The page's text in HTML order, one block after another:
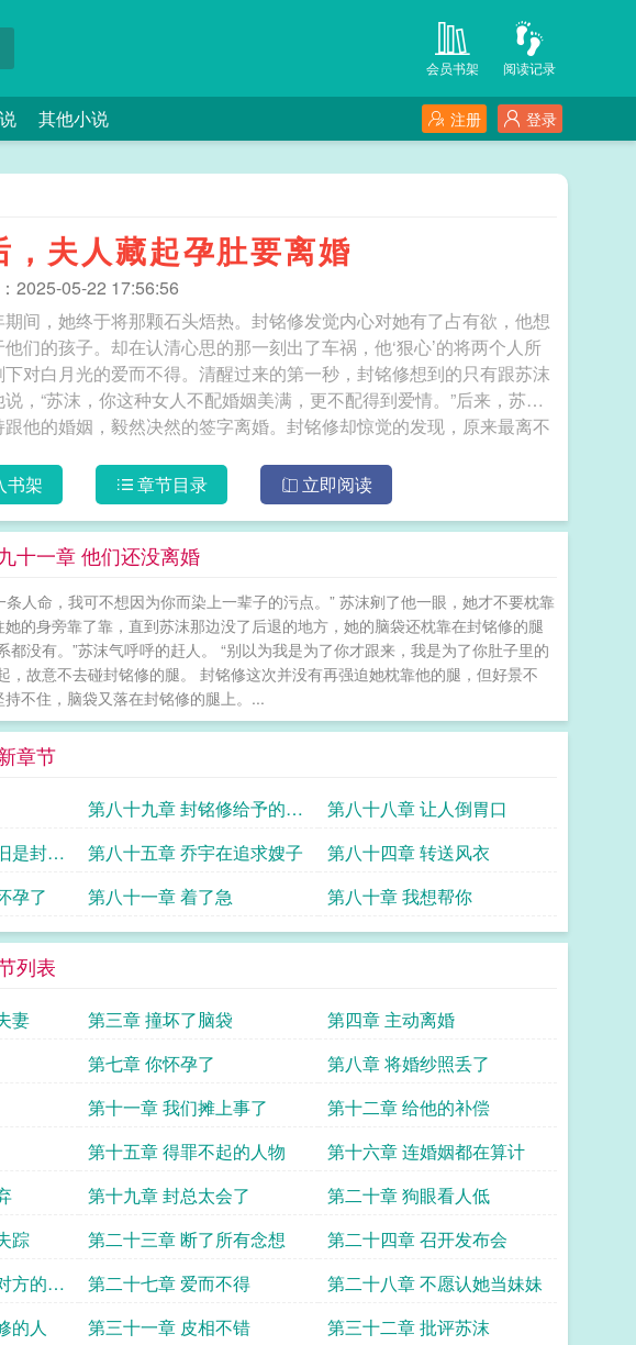
阅读记录
会员书架
其他小说 登录
注册
夫人藏起孕肚要离婚
2025-05-22 17:56:56
间，她终于将那颗石头焐热。封铭修发觉内心对她有了占有欲，他想
们的孩子。却在认清心思的那一刻出了车祸，他‘狠心’的将两个人所
对白月光的爱而不得。清醒过来的第一秒，封铭修想到的只有跟苏沫
，“苏沫，你这种女人不配婚姻美满，更不配得到爱情。”后来，苏沫
他的婚姻，毅然决然的签字离婚。封铭修却惊觉的发现，原来最离不
夫人藏起孕肚要离婚
书架 章节目录 立即阅读
十一章 他们还没离婚
人命，我可不想因为你而染上一辈子的污点。” 苏沫剜了他一眼，她才不要枕靠
的身旁靠了靠，直到苏沫那边没了后退的地方，她的脑袋还枕靠在封铭修的腿
没有。”苏沫气呼呼的赶人。 “别以为我是为了你才跟来，我是为了你肚子里的
故意不去碰封铭修的腿。 封铭修这次并没有再强迫她枕靠他的腿，但好景不
不住，脑袋又落在封铭修的腿上。...
章节
第八十九章 封铭修给予的好
处
第八十八章 让人倒胃口
是封家
第八十五章 乔宇在追求嫂子
第八十四章 转送风衣
孕了 第八十一章 着了急 第八十章 我想帮你
列表
妻 第三章 撞坏了脑袋
第四章 主动离婚
第七章 你怀孕了
第八章 将婚纱照丢了
第十一章 我们摊上事了
第十二章 给他的补偿
第十五章 得罪不起的人物
第十六章 连婚姻都在算计
第十九章 封总太会了
第二十章 狗眼看人低
踪 第二十三章 断了所有念想
第二十四章 召开发布会
方的人
第二十七章 爱而不得
第二十八章 不愿认她当妹妹
的人 第三十一章 皮相不错
第三十二章 批评苏沫